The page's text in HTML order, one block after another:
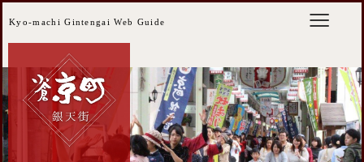
Kyo-machi Gintengai Web Guide